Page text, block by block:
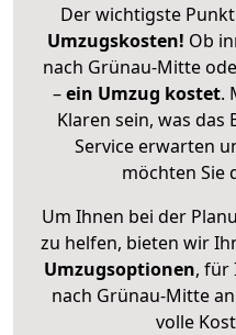
Der wichtigste
Umzugskosten! Ob
nach Grünau-Mitte
–ein Umzug kostet.
Klaren sein, was das
Service erwarten
möchten Sie
Um Ihnen bei der
zu helfen, bieten wir
Umzugsoptionen, für
nach Grünau-Mitte
volle